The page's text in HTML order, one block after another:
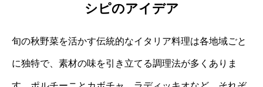
シピのアイデア
旬の秋野菜を活かす伝統的なイタリア料理は各地域ごと
に独特で、素材の味を引き立てる調理法が多くありま